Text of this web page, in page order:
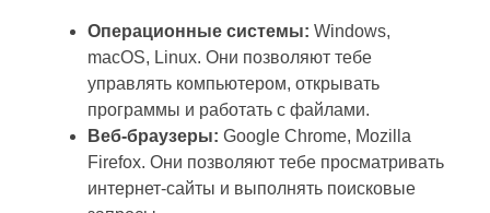
Операционные системы: Windows,
macOS, Linux. Они позволяют тебе
управлять компьютером, открывать
программы и работать с файлами.
Веб-браузеры: Google Chrome, Mozilla
Firefox. Они позволяют тебе просматривать
интернет-сайты и выполнять поисковые